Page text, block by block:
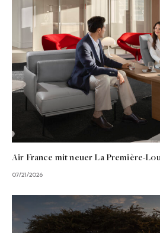
Air France mit neuer La Première-
07/21/2026